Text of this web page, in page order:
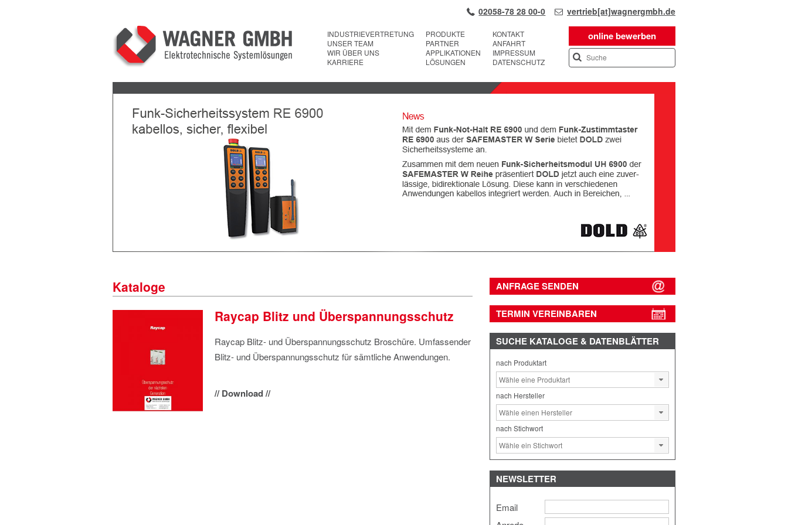
02058-78 28 00-0 vertrieb[at]wagnergmbh.de
online bewerben
INDUSTRIEVERTRETUNG
UNSER TEAM
WIR ÜBER UNS
KARRIERE
PRODUKTE
PARTNER
APPLIKATIONEN
LÖSUNGEN
KONTAKT
ANFAHRT
IMPRESSUM
DATENSCHUTZ
Next
Kataloge
Raycap Blitz und Überspannungsschutz
Raycap Blitz- und Überspannungsschutz Broschüre. Umfassender
Blitz- und Überspannungsschutz für sämtliche Anwendungen.
// Download //
ANFRAGE SENDEN
TERMIN VEREINBAREN
SUCHE KATALOGE & DATENBLÄTTER
nach Produktart
nach Hersteller
nach Stichwort
NEWSLETTER
Email